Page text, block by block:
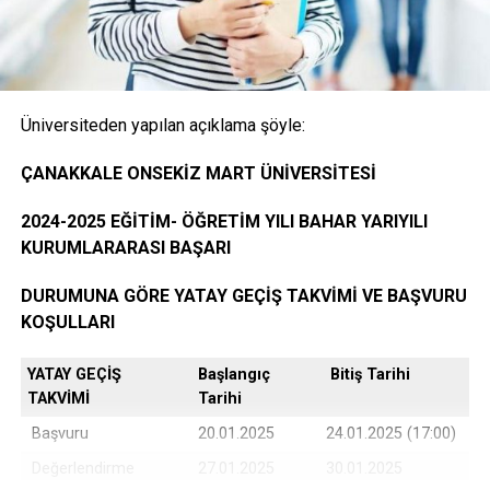
öğrencinin ayrılacağı kurumda okuduğu bütün
dersleri ve bu derslerden aldığı notları gösteren
belge.( E-Devlet, Elektronik imza ya da Islak İmzalı)
Öğrencinin yerleştiği yıldaki LYS ve ÖSYS Sonuç
ÖSYM Yerleştirme Belgesi. (İnternet çıktısı)
DGS ile yerleşen öğrencilerin DGS Sonuç belgesi
Üniversiteden yapılan açıklama şöyle:
ÇANAKKALE ONSEKİZ MART ÜNİVERSİTESİ
2024-2025 EĞİTİM- ÖĞRETİM YILI BAHAR YARIYILI
KURUMLARARASI BAŞARI
DURUMUNA GÖRE YATAY GEÇİŞ TAKVİMİ VE BAŞVURU
KOŞULLARI
YATAY GEÇİŞ
TAKVİMİ
Başlangıç
Tarihi
Bitiş Tarihi
Başvuru 20.01.2025
24.01.2025 (17:00)